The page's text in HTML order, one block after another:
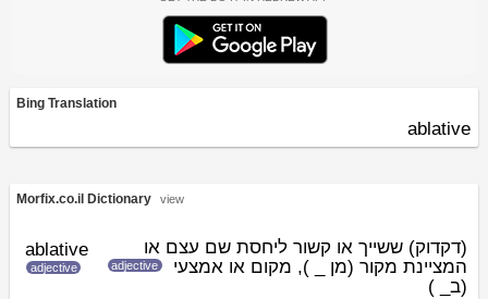
Bing Translation
ablative
Morfix.co.il Dictionary view
ablative
adjective
(דקדוק) ששייך או קשור ליחסת שם עצם או
adjective
המציינת מקור (מן _ ), מקום או אמצעי
(ב_ )